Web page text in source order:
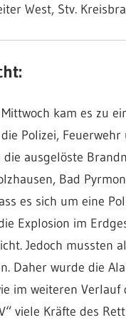
West, Stv.
kam es zu
Polizei,
ausgelöste
Bad
es sich um eine
Explosion im
Jedoch mussten
Daher wurde die
im weiteren
viele Kräfte des